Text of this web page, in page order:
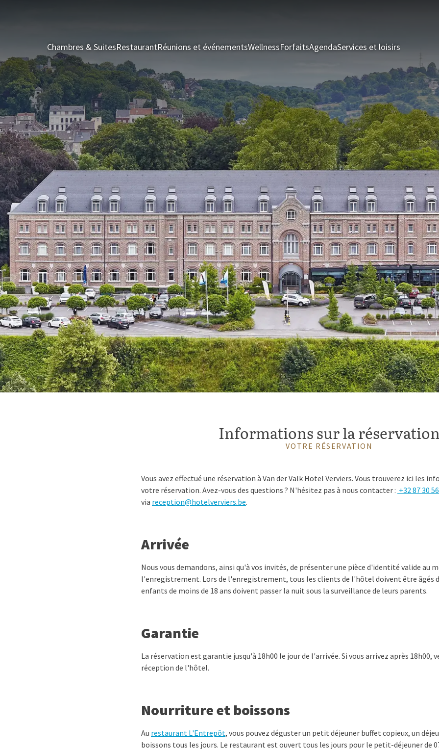
Chambres & SuitesRestaurantRéunions et événementsWellnessForfaitsAgendaServices et loisirs
Informations sur la
VOTRE RÉSERVATION
Vous avez effectué une réservation à Van der Valk Hotel Verviers. Vous trouverez ici les
votre réservation. Avez-vous des questions ? N'hésitez pas à nous contacter : +32 87 30
via reception@hotelverviers.be.
Arrivée
Nous vous demandons, ainsi qu'à vos invités, de présenter une pièce d'identité valide au
l'enregistrement. Lors de l'enregistrement, tous les clients de l'hôtel doivent être âgés
enfants de moins de 18 ans doivent passer la nuit sous la surveillance de leurs parents.
Garantie
La réservation est garantie jusqu'à 18h00 le jour de l'arrivée. Si vous arrivez après 18h00,
réception de l'hôtel.
Nourriture et boissons
Au restaurant L'Entrepôt, vous pouvez déguster un petit déjeuner buffet copieux, un
boissons tous les jours. Le restaurant est ouvert tous les jours pour le petit-déjeuner de